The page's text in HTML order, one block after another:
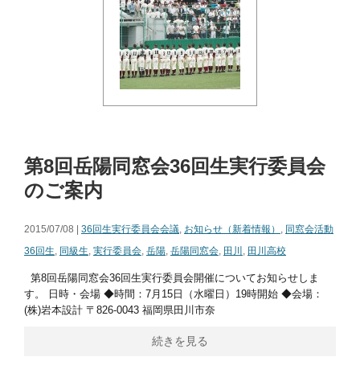
第8回岳陽同窓会36回生実行委員会
のご案内
2015/07/08 | 36回生実行委員会会議, お知らせ（新着情報） , 同窓会活動
36回生, 同級生, 実行委員会, 岳陽, 岳陽同窓会, 田川 , 田川高校
第8回岳陽同窓会36回生実行委員会開催についてお知らせしま
す。 日時・会場 ◆時間：7月15日（水曜日）19時開始 ◆会場：
(株)岩本設計 〒826-0043 福岡県田川市奈
続きを見る